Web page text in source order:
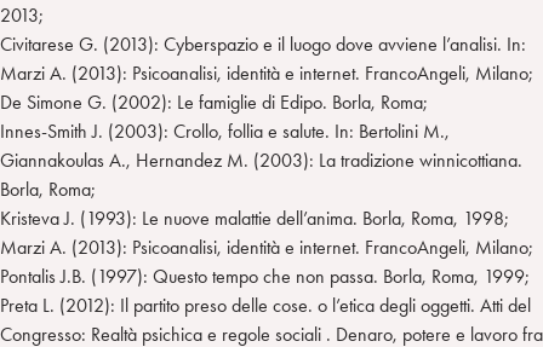
2013;
Civitarese G. (2013): Cyberspazio e il luogo dove avviene l’analisi. In:
Marzi A. (2013): Psicoanalisi, identità e internet. FrancoAngeli, Milano;
De Simone G. (2002): Le famiglie di Edipo. Borla, Roma;
Innes-Smith J. (2003): Crollo, follia e salute. In: Bertolini M.,
Giannakoulas A., Hernandez M. (2003): La tradizione winnicottiana.
Borla, Roma;
Kristeva J. (1993): Le nuove malattie dell’anima. Borla, Roma, 1998;
Marzi A. (2013): Psicoanalisi, identità e internet. FrancoAngeli, Milano;
Pontalis J.B. (1997): Questo tempo che non passa. Borla, Roma, 1999;
Preta L. (2012): Il partito preso delle cose. o l’etica degli oggetti. Atti del
Congresso: Realtà psichica e regole sociali . Denaro, potere e lavoro fra